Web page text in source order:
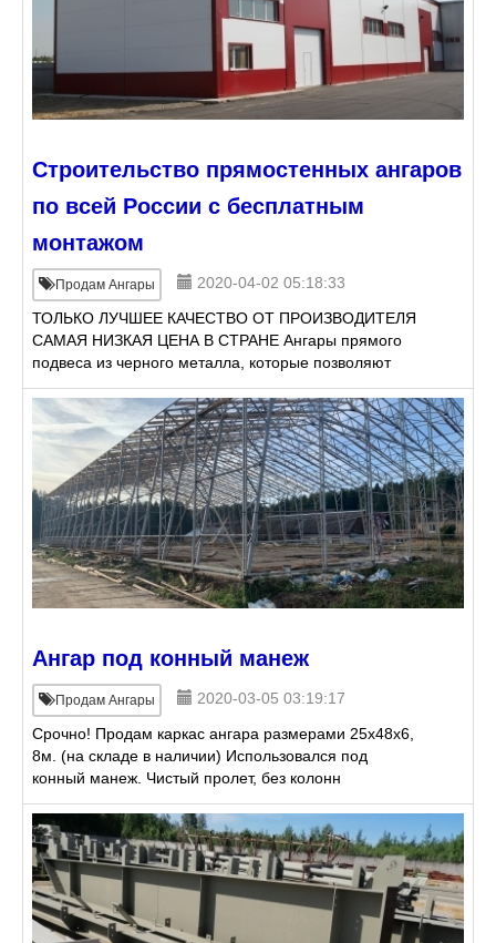
Строительство прямостенных ангаров
по всей России с бесплатным
монтажом
Продам Ангары
2020-04-02 05:18:33
ТОЛЬКО ЛУЧШЕЕ КАЧЕСТВО ОТ ПРОИЗВОДИТЕЛЯ
САМАЯ НИЗКАЯ ЦЕНА В СТРАНЕ Ангары прямого
подвеса из черного металла, которые позволяют
использовать всю полезную площадь, а также
различные области применения,
Ангар под конный манеж
Продам Ангары
2020-03-05 03:19:17
Срочно! Продам каркас ангара размерами 25х48х6,
8м. (на складе в наличии) Использовался под
конный манеж. Чистый пролет, без колонн
посередине. Болтовое соединение. Высота по стене
6, 8 м; Высота в